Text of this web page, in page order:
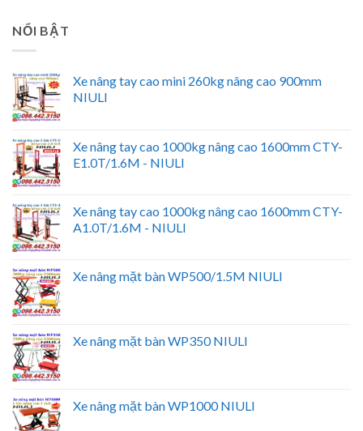
NỔI BẬT
Xe nâng tay cao mini 260kg nâng cao 900mm
NIULI
Xe nâng tay cao 1000kg nâng cao 1600mm CTY-
E1.0T/1.6M - NIULI
Xe nâng tay cao 1000kg nâng cao 1600mm CTY-
A1.0T/1.6M - NIULI
Xe nâng mặt bàn WP500/1.5M NIULI
Xe nâng mặt bàn WP350 NIULI
Xe nâng mặt bàn WP1000 NIULI